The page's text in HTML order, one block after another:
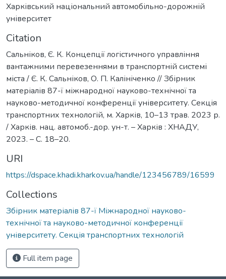
Харківський національний автомобільно-дорожній
університет
Citation
Сальніков, Є. К. Концепції логістичного управління
вантажними перевезеннями в транспортній системі
міста / Є. К. Сальніков, О. П. Калініченко // Збірник
матеріалів 87-ї міжнародної науково-технічної та
науково-методичної конференції університету. Cекція
транспортних технологій, м. Харків, 10–13 трав. 2023 р.
/ Харків. нац. автомоб.-дор. ун-т. – Харків : ХНАДУ,
2023. – C. 18–20.
URI
https://dspace.khadi.kharkov.ua/handle/123456789/16599
Collections
Збірник матеріалів 87-ї Міжнародної науково-
технічної та науково-методичної конференції
університету. Секція транспортних технологій
Full item page